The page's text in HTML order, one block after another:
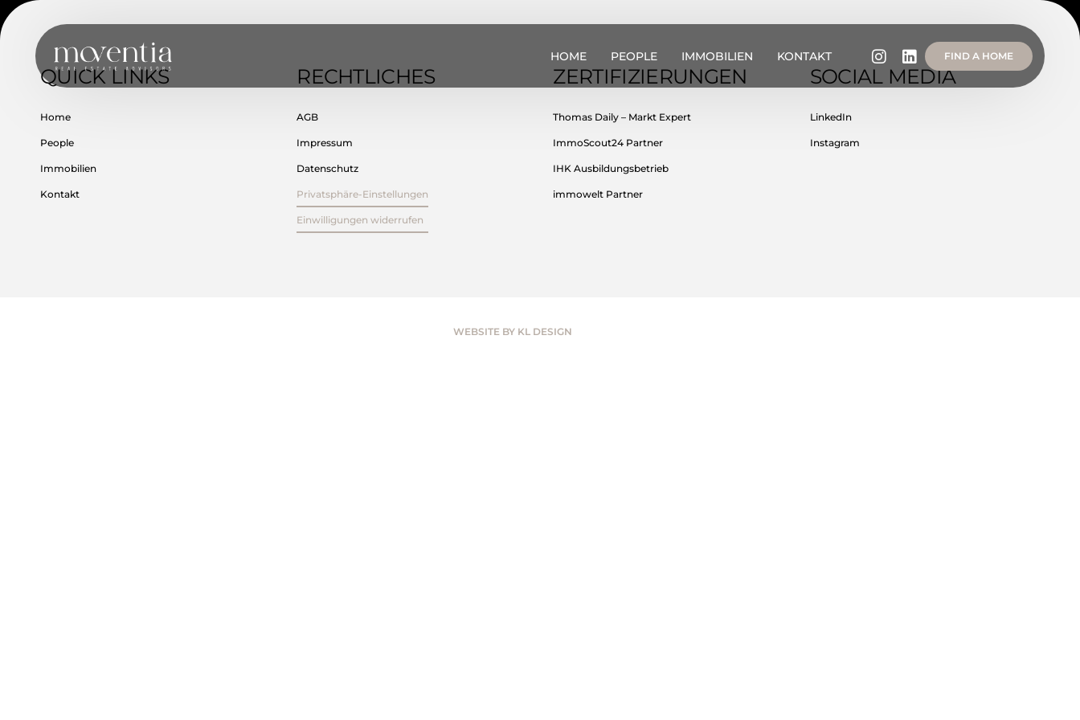
springen
HOME PEOPLE IMMOBILIEN KONTAKT FIND A HOME
QUICK LINKS
Home
People
Immobilien
Kontakt
RECHTLICHES
AGB
Impressum
Datenschutz
Privatsphäre-Einstellungen
Einwilligungen widerrufen
ZERTIFIZIERUNGEN
Thomas Daily – Markt Expert
ImmoScout24 Partner
IHK Ausbildungsbetrieb
immowelt Partner
SOCIAL MEDIA
LinkedIn
Instagram
WEBSITE BY KL DESIGN